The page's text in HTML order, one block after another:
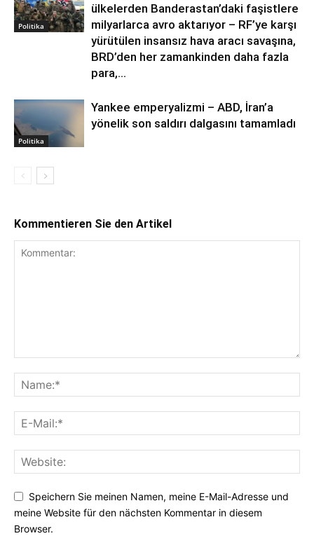
Politika
ülkelerden Banderastan’daki faşistlere
milyarlarca avro aktarıyor – RF’ye karşı
yürütülen insansız hava aracı savaşına,
BRD’den her zamankinden daha fazla
para,...
Politika
Yankee emperyalizmi – ABD, İran’a
yönelik son saldırı dalgasını tamamladı
Kommentieren Sie den Artikel
Speichern Sie meinen Namen, meine E-Mail-Adresse und
meine Website für den nächsten Kommentar in diesem
Browser.